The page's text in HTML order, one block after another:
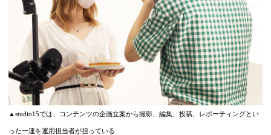
▲studio15では、コンテンツの企画立案から撮影、編集、投稿、レポーティングとい
った一連を運用担当者が担っている